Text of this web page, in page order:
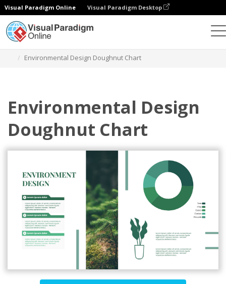
Visual Paradigm Online Visual Paradigm Desktop
Environmental Design Doughnut Chart
Environmental Design
Doughnut Chart